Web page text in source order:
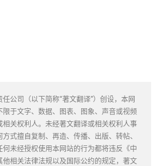
公司（以下简称“著文翻译”）创设，本网
于文字、数据、图表、图象、声音或视频
关权利人。未经著文翻译或相关权利人事
式擅自复制、再造、传播、出版、转帖、
未经授权使用本网站的行为都将违反《中
相关法律法规以及国际公约的规定，著文